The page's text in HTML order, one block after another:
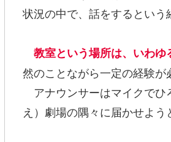
状況の中で、話をするという
教室という場所は、いわ
然のことながら一定の経験が
アナウンサーはマイクでひ
え）劇場の隅々に届かせよう